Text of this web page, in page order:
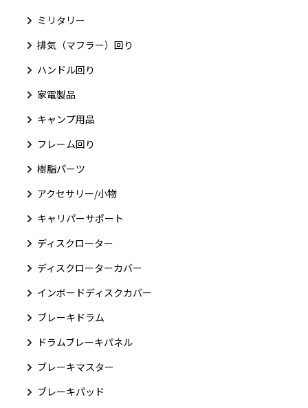
ミリタリー
排気（マフラー）回り
ハンドル回り
家電製品
キャンプ用品
フレーム回り
樹脂パーツ
アクセサリー/小物
キャリパーサポート
ディスクローター
ディスクローターカバー
インボードディスクカバー
ブレーキドラム
ドラムブレーキパネル
ブレーキマスター
ブレーキパッド